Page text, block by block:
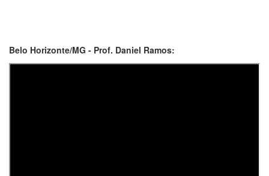
Belo Horizonte/MG - Prof. Daniel Ramos: